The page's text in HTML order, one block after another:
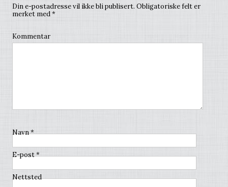
Din e-postadresse vil ikke bli publisert. Obligatoriske felt er
merket med*
Kommentar
Navn*
E-post*
Nettsted